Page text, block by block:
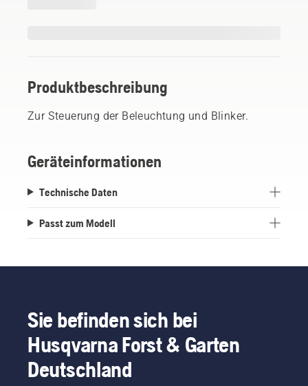
Produktbeschreibung
Zur Steuerung der Beleuchtung und Blinker.
Geräteinformationen
Technische Daten
Passt zum Modell
Sie befinden sich bei
Husqvarna Forst & Garten
Deutschland